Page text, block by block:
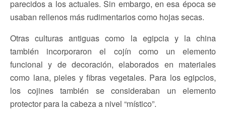
parecidos a los actuales. Sin embargo, en esa época se
usaban rellenos más rudimentarios como hojas secas.
Otras culturas antiguas como la egipcia y la china
también incorporaron el cojín como un elemento
funcional y de decoración, elaborados en materiales
como lana, pieles y fibras vegetales. Para los egipcios,
los cojines también se consideraban un elemento
protector para la cabeza a nivel “místico”.